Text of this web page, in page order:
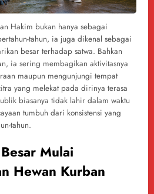
Hakim bukan hanya sebagai
tahun, ia juga dikenal sebagai
besar terhadap satwa. Bahkan
ia sering membagikan aktivitasnya
maupun mengunjungi tempat
yang melekat pada dirinya terasa
biasanya tidak lahir dalam waktu
tumbuh dari konsistensi yang
tahun.
Mulai
Hewan Kurban